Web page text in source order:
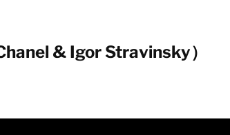
& Igor Stravinsky）